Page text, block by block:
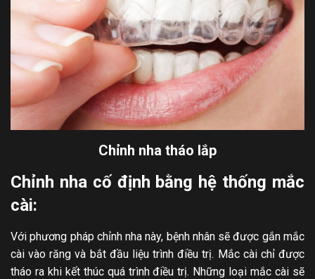
Chỉnh nha tháo lắp
Chỉnh nha cố định bằng hệ thống mắc
cài:
Với phương pháp chỉnh nha này, bệnh nhân sẽ được gắn mắc
cài vào răng và bắt đầu liệu trình điều trị. Mắc cài chỉ được
tháo ra khi kết thúc quá trình điều trị. Những loại mắc cài sẽ